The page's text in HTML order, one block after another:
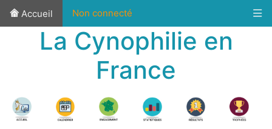
Accueil Non connecté
La Cynophilie en
France